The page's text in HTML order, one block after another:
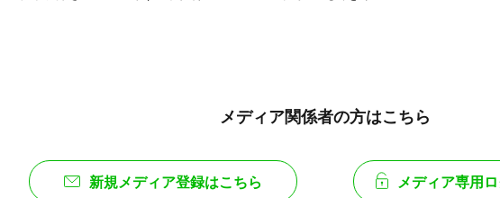
メディア関係者の方はこちら
新規メディア登録はこちら メディア専用